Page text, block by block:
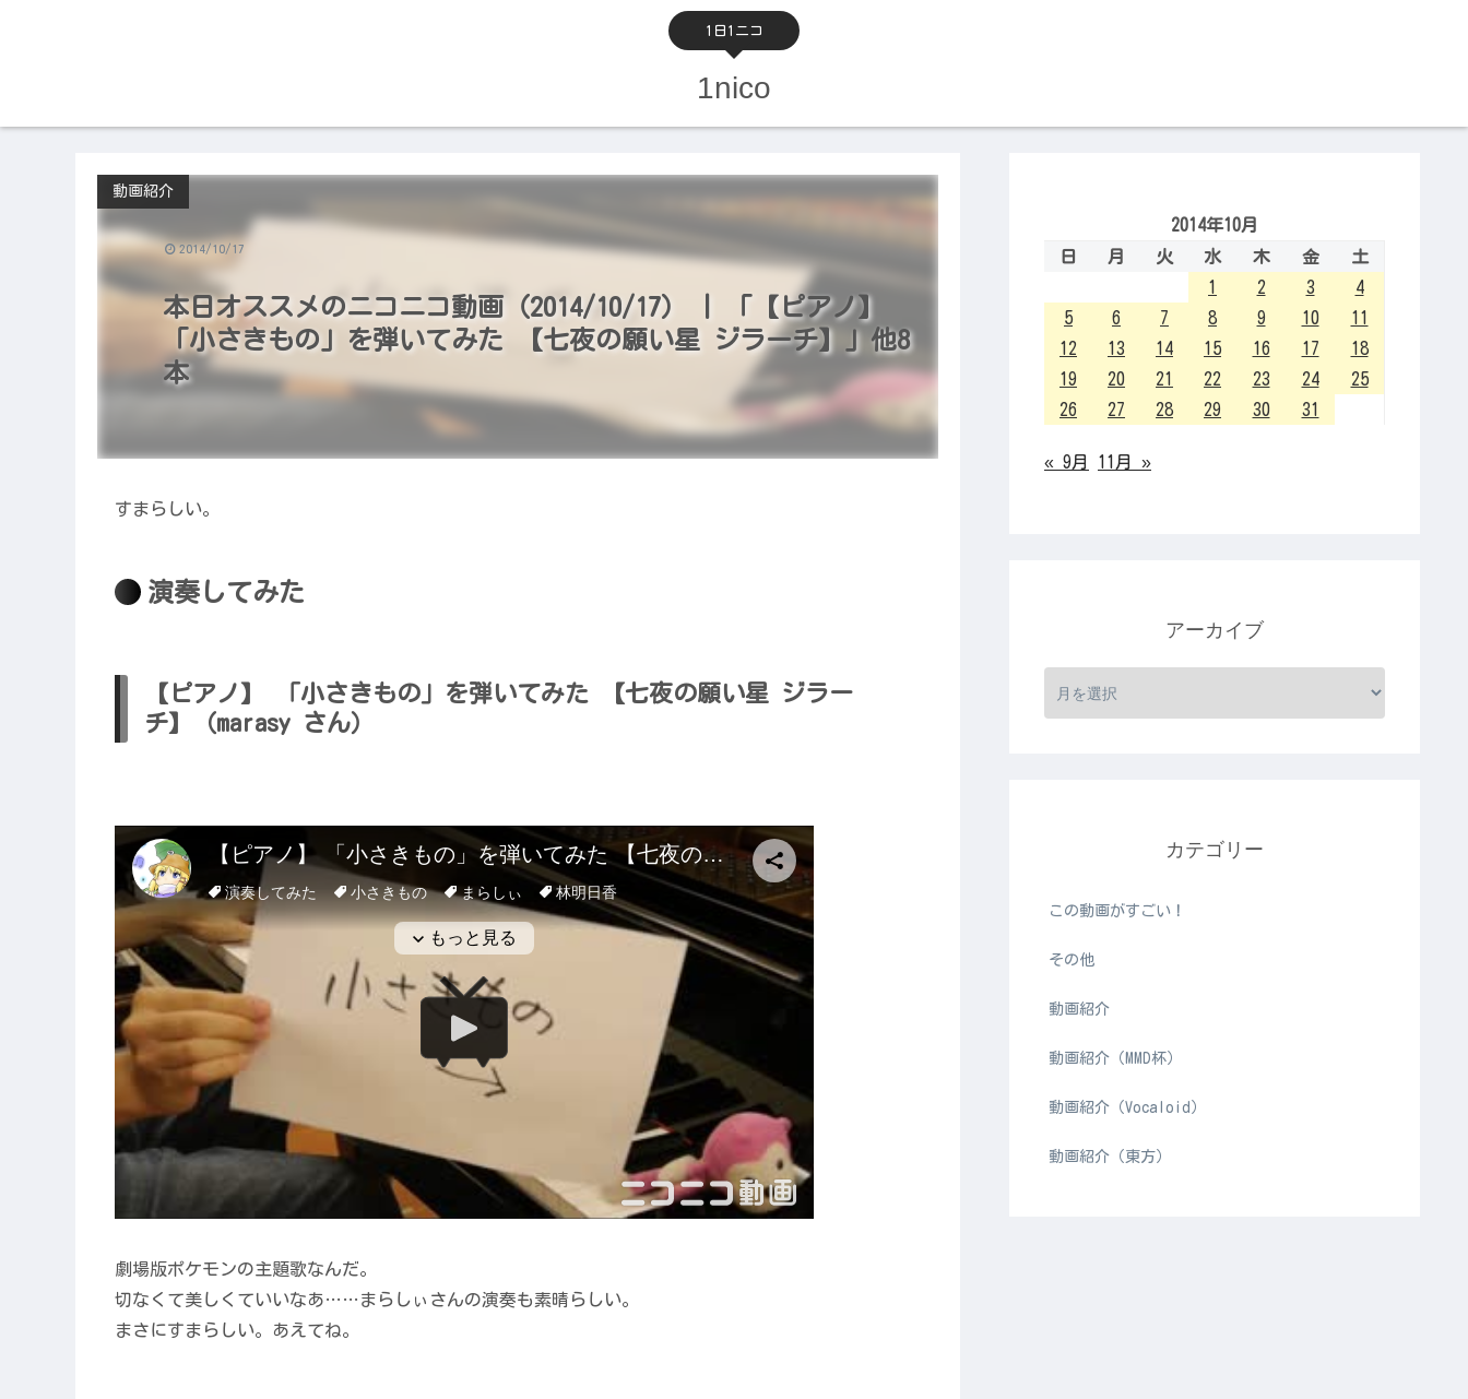
1日1ニコ
1nico
本日オススメのニコニコ動画（2014/10/17） | 「【ピアノ】
「小さきもの」を弾いてみた 【七夜の願い星 ジラーチ】」他8
本
動画紹介
2014/10/17
すまらしい。
演奏してみた
【ピアノ】 「小さきもの」を弾いてみた 【七夜の願い星 ジラー
チ】（marasy さん）
劇場版ポケモンの主題歌なんだ。
切なくて美しくていいなあ……まらしぃさんの演奏も素晴らしい。
まさにすまらしい。あえてね。
2014年10月
日
月 火 水 木 金
土
1
2 3
4
5
6 7 8 9 10
11
12
13 14 15 16 17
18
19
20 21 22 23 24
25
26
27 28 29 30 31
« 9月 11月 »
アーカイブ
カテゴリー
この動画がすごい！
その他
動画紹介
動画紹介（MMD杯）
動画紹介（Vocaloid）
動画紹介（東方）